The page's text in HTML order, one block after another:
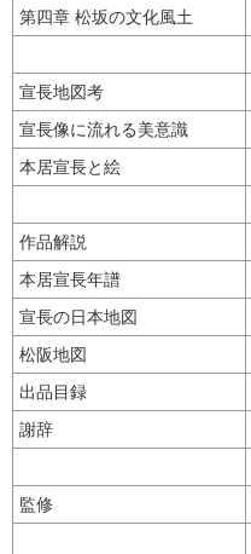
第四章 松坂の文化風土
宣長地図考
宣長像に流れる美意識
本居宣長と絵
作品解説
本居宣長年譜
宣長の日本地図
松阪地図
出品目録
謝辞
監修